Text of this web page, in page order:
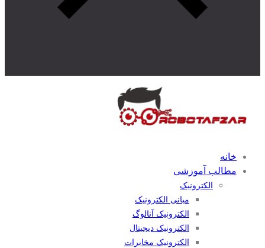
خانه
مطالب آموزشی
الکترونیک
مبانی الکترونیک
الکترونیک آنالوگ
الکترونیک دیجیتال
الکترونیک مخابرات